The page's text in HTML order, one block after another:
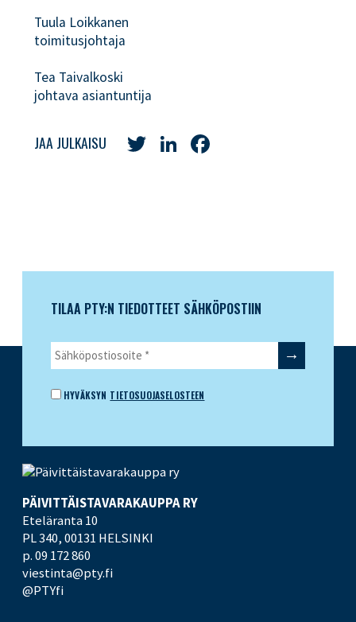
Tuula Loikkanen
toimitusjohtaja
Tea Taivalkoski
johtava asiantuntija
JAA JULKAISU TwitterLinkedIn
TILAA PTY:N TIEDOTTEET SÄHKÖPOSTIIN
HYVÄKSYN TIETOSUOJASELOSTEEN
PÄIVITTÄISTAVARA­KAUPPA RY
Eteläranta 10
PL 340,00131 HELSINKI
p. 09 172 860
viestinta@pty.fi
@PTYfi